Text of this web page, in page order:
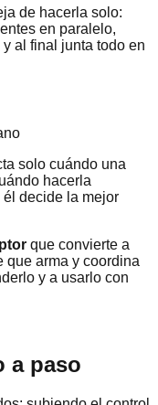
de hacerla solo:
en paralelo,
al final junta todo en
solo cuándo una
hacerla
decide la mejor
que convierte a
que arma y coordina
y a usarlo con
a paso